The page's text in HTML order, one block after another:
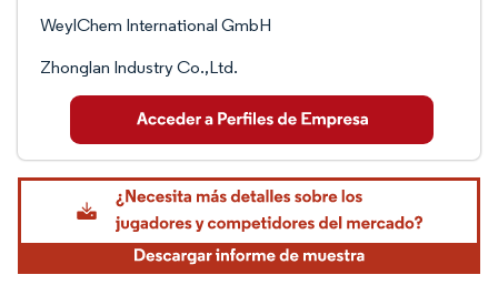
WeylChem International GmbH
Zhonglan Industry Co.,Ltd.